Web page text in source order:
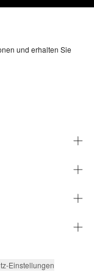
und erhalten Sie
Einstellungen